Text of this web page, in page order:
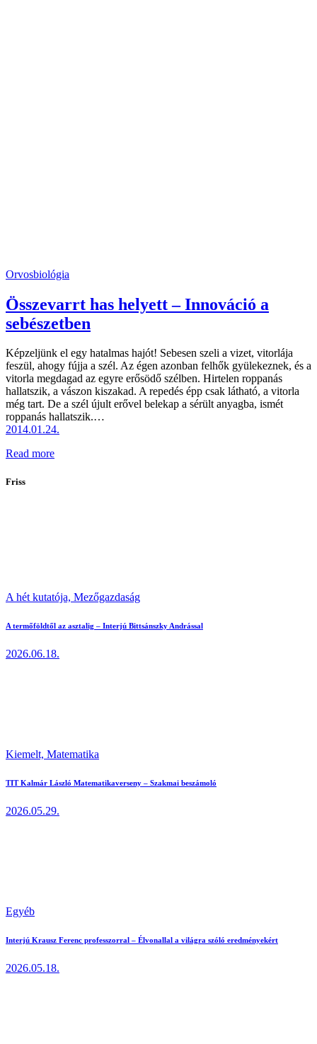
Orvosbiológia
Összevarrt has helyett – Innováció a
sebészetben
Képzeljünk el egy hatalmas hajót! Sebesen szeli a vizet, vitorlája
feszül, ahogy fújja a szél. Az égen azonban felhők gyülekeznek, és a
vitorla megdagad az egyre erősödő szélben. Hirtelen roppanás
hallatszik, a vászon kiszakad. A repedés épp csak látható, a vitorla
még tart. De a szél újult erővel belekap a sérült anyagba, ismét
roppanás hallatszik.…
2014.01.24.
Read more
Friss
A hét kutatója, Mezőgazdaság
A termőföldtől az asztalig – Interjú Bittsánszky Andrással
2026.06.18.
Kiemelt, Matematika
TIT Kalmár László Matematikaverseny – Szakmai beszámoló
2026.05.29.
Egyéb
Interjú Krausz Ferenc professzorral – Élvonallal a világra szóló eredményekért
2026.05.18.